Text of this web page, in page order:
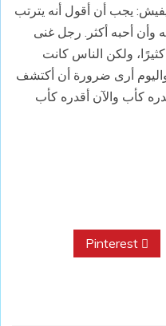
يجب أن أقول أنه يترتب
وأن أحبه أكثر. رجل غنى
ولكن الناس كانت
أرى ضرورة أن أكتشف
كأب والآن أقدره كأب